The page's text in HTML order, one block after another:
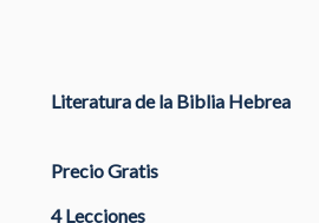
Literatura de la Biblia Hebrea
Precio Gratis
4 Lecciones